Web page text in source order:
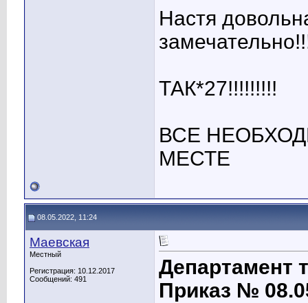
Настя
ТАК*27!!!!!!!!!
ВСЕ
МЕСТЕ
08.05.2022, 11:24
Маевская
Местный
Регистрация: 10.12.2017
Сообщений: 491
Департамент
Приказ №